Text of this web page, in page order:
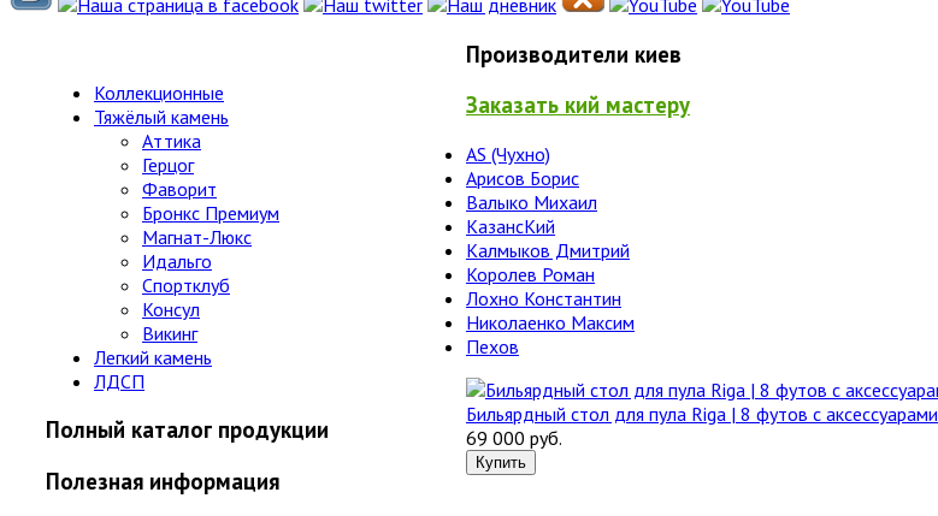
Коллекционные
Тяжёлый камень
Аттика
Герцог
Фаворит
Бронкс Премиум
Магнат-Люкс
Идальго
Спортклуб
Консул
Викинг
Легкий камень
ЛДСП
Полный каталог продукции
Полезная информация
Производители киев
Заказать кий мастеру
AS (Чухно)
Арисов Борис
Валыко Михаил
КазансКий
Калмыков Дмитрий
Королев Роман
Лохно Константин
Николаенко Максим
Пехов
Бильярдный стол для пула Riga | 8 футов с аксессуарами
69 000 руб.